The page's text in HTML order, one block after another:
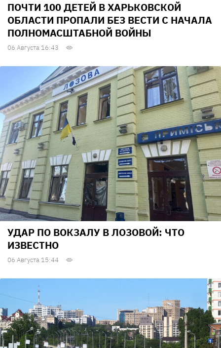
ПОЧТИ 100 ДЕТЕЙ В ХАРЬКОВСКОЙ
ОБЛАСТИ ПРОПАЛИ БЕЗ ВЕСТИ С НАЧАЛА
ПОЛНОМАСШТАБНОЙ ВОЙНЫ
06 Августа 16:43
УДАР ПО ВОКЗАЛУ В ЛОЗОВОЙ: ЧТО
ИЗВЕСТНО
06 Августа 15:44